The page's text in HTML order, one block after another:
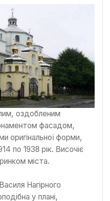
оздобленим
фасадом,
оригінальної форми,
по 1938 рік. Височіє
міста.
Нагірного
у плані,